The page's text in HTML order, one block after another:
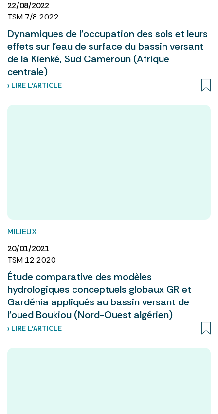
22/08/2022
TSM 7/8 2022
Dynamiques de l’occupation des sols et leurs
effets sur l’eau de surface du bassin versant
de la Kienké, Sud Cameroun (Afrique
centrale)
› LIRE L’ARTICLE
MILIEUX
20/01/2021
TSM 12 2020
Étude comparative des modèles
hydrologiques conceptuels globaux GR et
Gardénia appliqués au bassin versant de
l’oued Boukiou (Nord-Ouest algérien)
› LIRE L’ARTICLE